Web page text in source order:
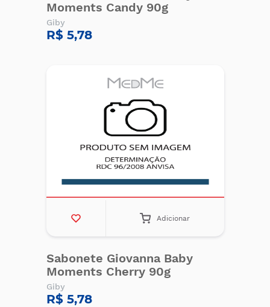
Moments Candy 90g
Giby
R$ 5,78
Adicionar
Sabonete Giovanna Baby
Moments Cherry 90g
Giby
R$ 5,78